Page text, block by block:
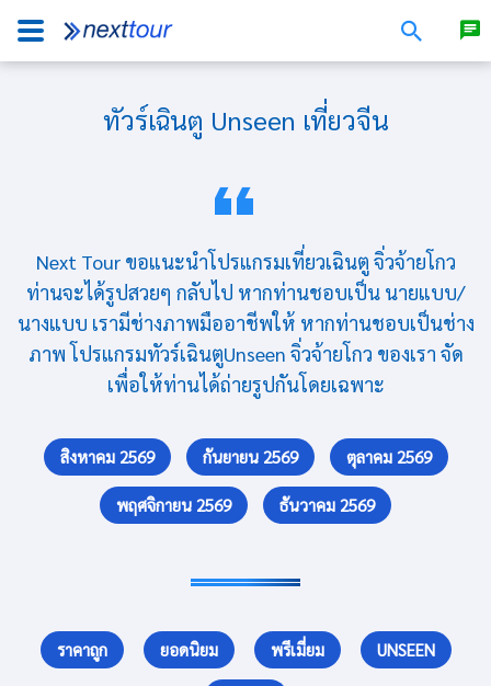
ทัวร์เฉินตู Unseen เที่ยวจีน
Next Tour ขอแนะนำโปรแกรมเที่ยวเฉินตู จิ่วจ้ายโกว
ท่านจะได้รูปสวยๆ กลับไป หากท่านชอบเป็น นายแบบ/
นางแบบ เรามีช่างภาพมืออาชีพให้ หากท่านชอบเป็นช่าง
ภาพ โปรแกรมทัวร์เฉินตูUnseen จิ่วจ้ายโกว ของเรา จัด
เพื่อให้ท่านได้ถ่ายรูปกันโดยเฉพาะ
สิงหาคม 2569 กันยายน 2569 ตุลาคม 2569
พฤศจิกายน 2569 ธันวาคม 2569
ราคาถูก ยอดนิยม พรีเมี่ยม UNSEEN